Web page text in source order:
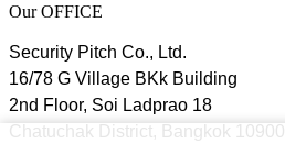
Our OFFICE
Security Pitch Co., Ltd.
16/78 G Village BKk Building
2nd Floor, Soi Ladprao 18
Chatuchak District, Bangkok 10900